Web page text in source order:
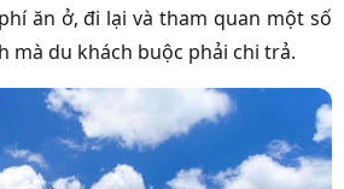
ăn ở, đi lại và tham quan một số
mà du khách buộc phải chi trả.